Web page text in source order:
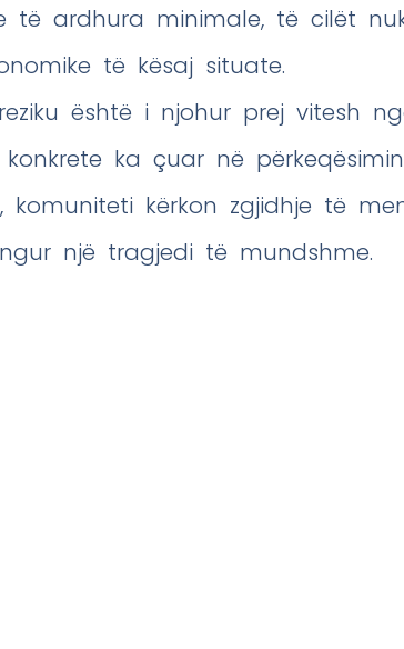
të ardhura minimale, të cilët
të kësaj situate.
është i njohur prej vitesh
ka çuar në
komuniteti kërkon zgjidhje të
një tragjedi të mundshme.